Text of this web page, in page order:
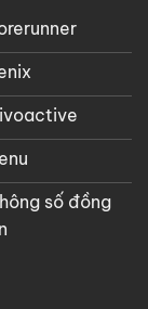
số đồng